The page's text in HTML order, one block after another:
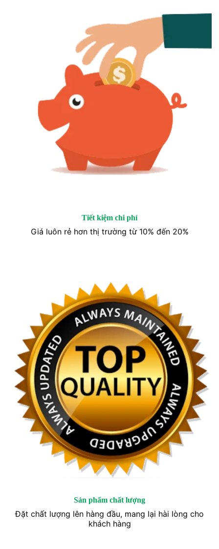
Tiết kiệm chi phí
Giá luôn rẻ hơn thị trường từ 10% đến 20%
Sản phẩm chất lượng
Đặt chất lượng lên hàng đầu, mang lại hài lòng cho
khách hàng